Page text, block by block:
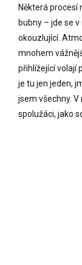
Některá procesí
bubny – jde se
okouzlující.
mnohem
přihlížející volají
je tu jen jeden,
jsem všechny.
spolužáci, jako